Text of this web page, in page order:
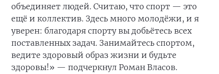
объединяет людей. Считаю, что спорт — это
ещё и коллектив. Здесь много молодёжи, и я
уверен: благодаря спорту вы добьётесь всех
поставленных задач. Занимайтесь спортом,
ведите здоровый образ жизни и будьте
здоровы!» — подчеркнул Роман Власов.